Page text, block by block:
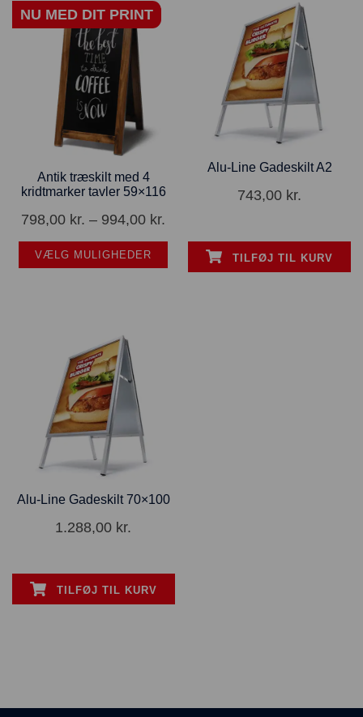
NU MED DIT PRINT
Antik træskilt med 4
kridtmarker tavler 59×116
798,00 kr. – 994,00 kr.
VÆLG MULIGHEDER
Alu-Line Gadeskilt A2
743,00 kr.
TILFØJ TIL KURV
Alu-Line Gadeskilt 70×100
1.288,00 kr.
TILFØJ TIL KURV